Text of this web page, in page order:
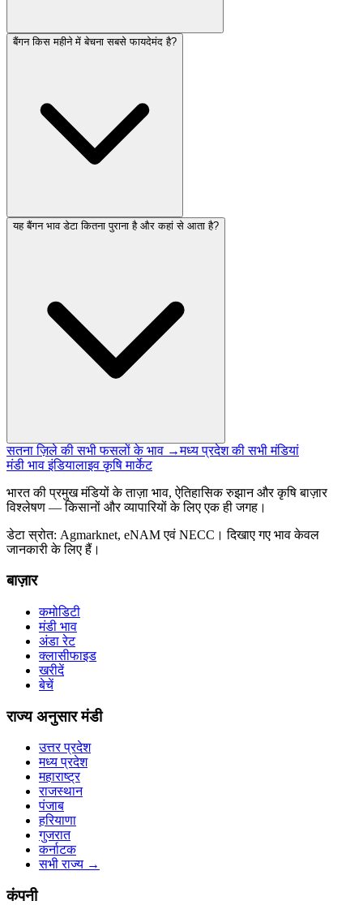
बैंगन किस महीने में बेचना सबसे फायदेमंद है?
यह बैंगन भाव डेटा कितना पुराना है और कहां से आता है?
सतना ज़िले की सभी फसलों के भाव →मध्य प्रदेश की सभी मंडियां
मंडी भाव इंडियालाइव कृषि मार्केट
भारत की प्रमुख मंडियों के ताज़ा भाव, ऐतिहासिक रुझान और कृषि बाज़ार
विश्लेषण — किसानों और व्यापारियों के लिए एक ही जगह।
डेटा स्रोत: Agmarknet, eNAM एवं NECC। दिखाए गए भाव केवल
जानकारी के लिए हैं।
बाज़ार
कमोडिटी
मंडी भाव
अंडा रेट
क्लासीफाइड
खरीदें
बेचें
राज्य अनुसार मंडी
उत्तर प्रदेश
मध्य प्रदेश
महाराष्ट्र
राजस्थान
पंजाब
हरियाणा
गुजरात
कर्नाटक
सभी राज्य →
कंपनी